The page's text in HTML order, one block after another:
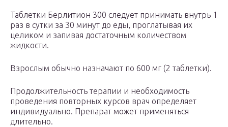
Таблетки Берлитион 300 следует принимать внутрь 1
раз в сутки за 30 минут до еды, проглатывая их
целиком и запивая достаточным количеством
жидкости.
Взрослым обычно назначают по 600 мг (2 таблетки).
Продолжительность терапии и необходимость
проведения повторных курсов врач определяет
индивидуально. Препарат может применяться
длительно.